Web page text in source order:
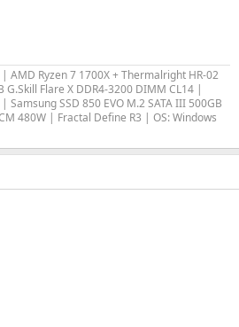
AMD Ryzen 7 1700X + Thermalright HR-02
Flare X DDR4-3200 DIMM CL14 |
Samsung SSD 850 EVO M.2 SATA III 500GB
480W | Fractal Define R3 | OS: Windows